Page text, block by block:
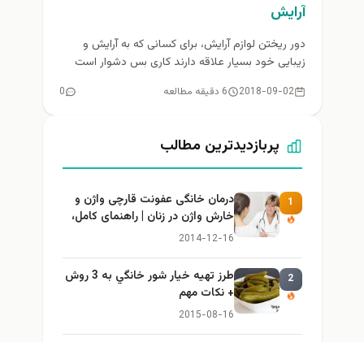
آرایش
دور ریختن لوازم آرایش، برای کسانی که به آرایش و
زیبایی خود بسیار علاقه دارند کاری بس دشوار است
2018-09-02 6 دقیقه مطالعه 0
پربازدیدترین مطالب
1
درمان خانگی عفونت قارچی واژن و
خارش واژن در زنان | راهنمای کامل،
ایمن و کاربردی
2014-12-16
2
طرز تهيه خیار شور خانگي به 3 روش
+ نكات مهم
2015-08-16